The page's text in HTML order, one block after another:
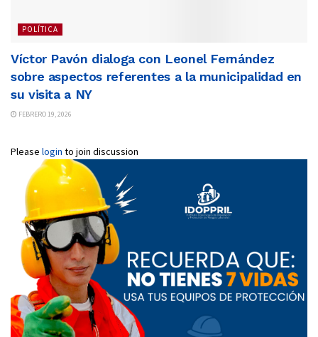
POLÍTICA
Víctor Pavón dialoga con Leonel Fernández
sobre aspectos referentes a la municipalidad en
su visita a NY
FEBRERO 19, 2026
Please login to join discussion